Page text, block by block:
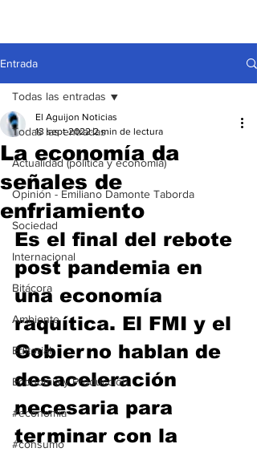
Entrada
Todas las entradas
Actualidad (política y economía)
Opinión - Emiliano Damonte Taborda
Sociedad
Internacional
Bitácora
Ambiente
Editorial
Economía y Producción
#economia
#consumo
Todas las entradas
La economía da
señales de
enfriamiento
El Aguijon Noticias
13 sept 2022 2 min de lectura
Es el final del rebote
post pandemia en
una economía
raquítica. El FMI y el
Gobierno hablan de
desaceleración
necesaria para
terminar con la